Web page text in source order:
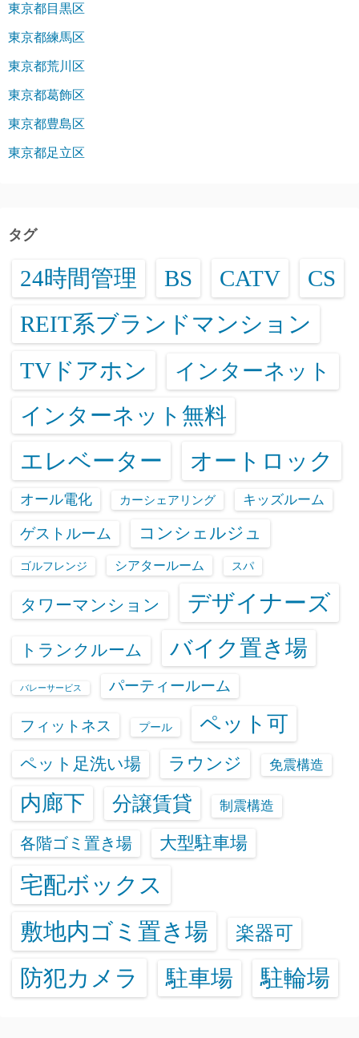
東京都目黒区
東京都練馬区
東京都荒川区
東京都葛飾区
東京都豊島区
東京都足立区
タグ
24時間管理 BS CATV CS
REIT系ブランドマンション
TVドアホン インターネット
インターネット無料
エレベーター オートロック
オール電化 カーシェアリング キッズルーム
ゲストルーム コンシェルジュ
ゴルフレンジ シアタールーム スパ
タワーマンション デザイナーズ
トランクルーム バイク置き場
バレーサービス パーティールーム
フィットネス プール ペット可
ペット足洗い場 ラウンジ 免震構造
内廊下 分譲賃貸 制震構造
各階ゴミ置き場 大型駐車場
宅配ボックス
敷地内ゴミ置き場
楽器可
防犯カメラ 駐車場 駐輪場